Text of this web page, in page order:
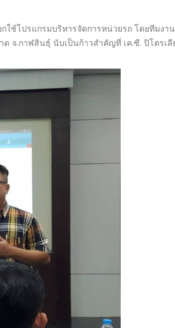
ใช้โปรแกรมบริหารจัดการหน่วยรถ โดยทีมงา
จ.กาฬสินธุ์ นับเป็นก้าวสำคัญที่ เค.ซี. ปิโตรเ